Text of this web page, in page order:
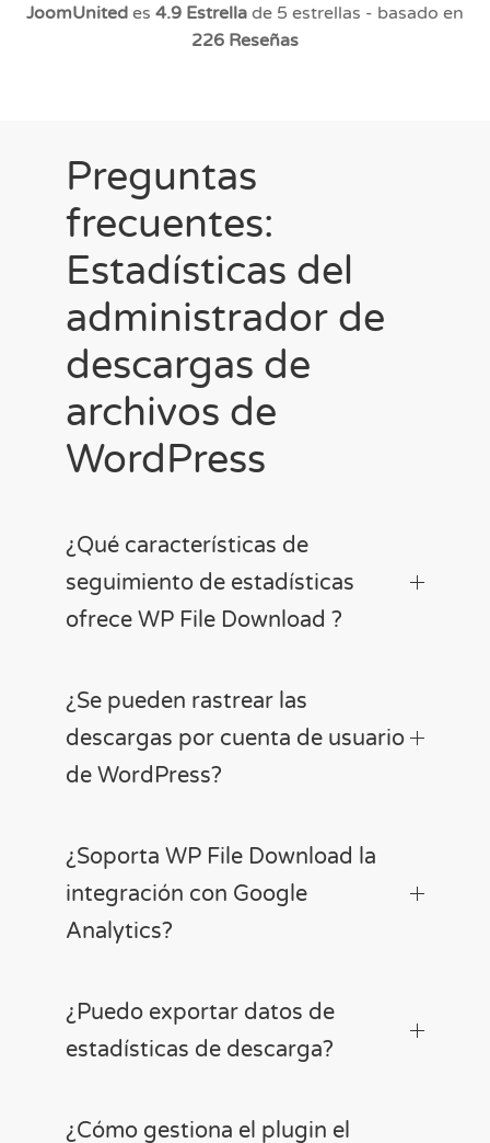
JoomUnited es 4.9 Estrella de 5 estrellas - basado en
226 Reseñas
Preguntas
frecuentes:
Estadísticas del
administrador de
descargas de
archivos de
WordPress
¿Qué características de
seguimiento de estadísticas
ofrece WP File Download ?
¿Se pueden rastrear las
descargas por cuenta de usuario
de WordPress?
¿Soporta WP File Download la
integración con Google
Analytics?
¿Puedo exportar datos de
estadísticas de descarga?
¿Cómo gestiona el plugin el